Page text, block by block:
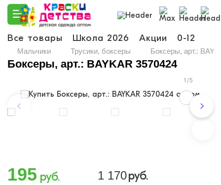
Все товары Школа 2026 Акции 0-12
Мальчики Трусики, боксеры Боксеры, арт.:
Боксеры, арт.: BAYKAR 3570424
1/5
195 руб. 1 170руб.